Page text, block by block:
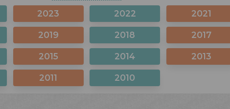
2023 2022 2021
2019 2018 2017
2015 2014 2013
2011 2010